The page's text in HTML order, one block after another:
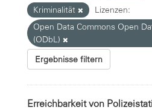
Kriminalität
Lizenzen:
Open Data Commons Open
(ODbL)
Ergebnisse filtern
Erreichbarkeit von